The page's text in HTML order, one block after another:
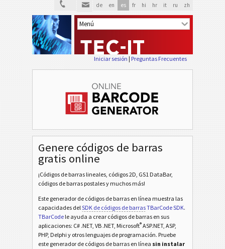
de en es fr hi hr it ru zh
Iniciar sesión | Preguntas Frecuentes
Genere códigos de barras
gratis online
¡Códigos de barras lineales, códigos 2D, GS1 DataBar,
códigos de barras postales y muchos más!
Este generador de códigos de barras en línea muestra las
capacidades delSDK de códigos de barrasTBarCode SDK.
TBarCode le ayuda a crear códigos de barras en sus
aplicaciones: C# .NET, VB .NET, Microsoft®ASP.NET, ASP,
PHP, Delphi y otros lenguajes de programación. Pruebe
este generador de códigos de barras en línea sin instalar